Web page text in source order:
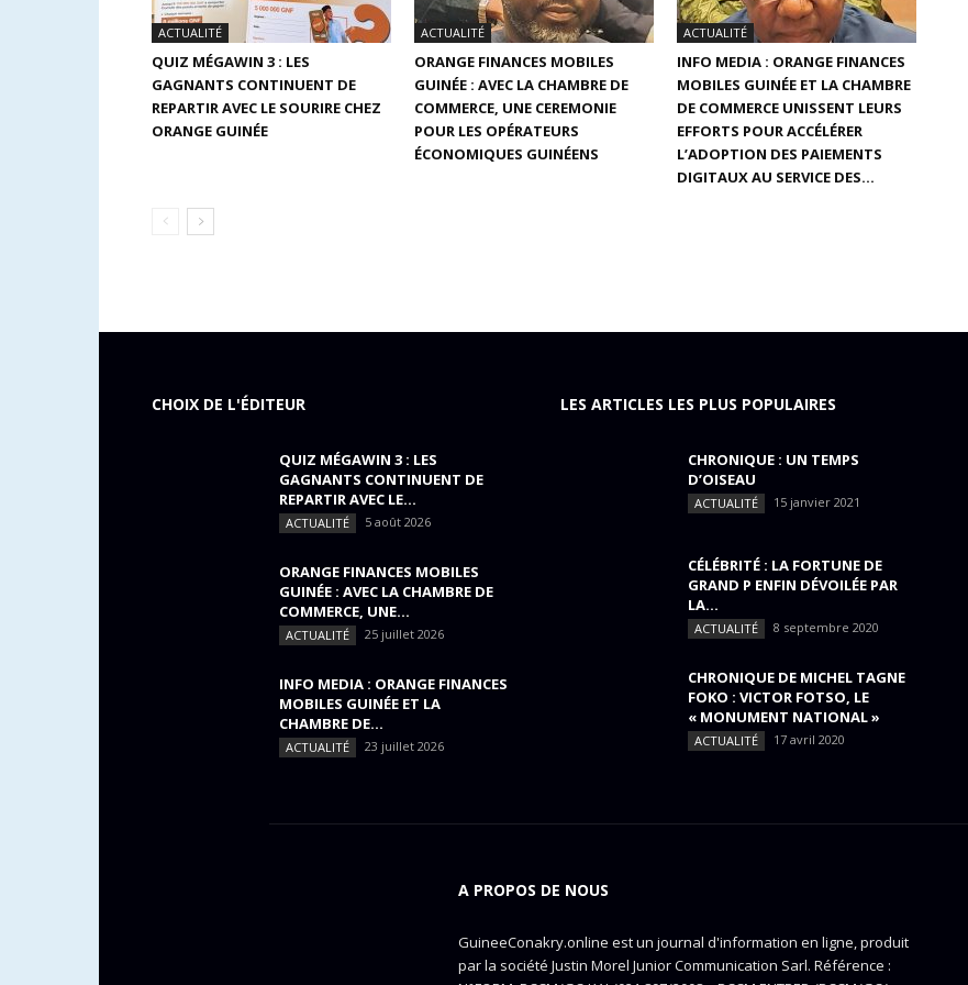
ACTUALITÉ
QUIZ MÉGAWIN 3 : LES
GAGNANTS CONTINUENT DE
REPARTIR AVEC LE SOURIRE CHEZ
ORANGE GUINÉE
ACTUALITÉ
ORANGE FINANCES MOBILES
GUINÉE : AVEC LA CHAMBRE DE
COMMERCE, UNE CEREMONIE
POUR LES OPÉRATEURS
ÉCONOMIQUES GUINÉENS
ACTUALITÉ
INFO MEDIA : ORANGE FINANCES
MOBILES GUINÉE ET LA CHAMBRE
DE COMMERCE UNISSENT LEURS
EFFORTS POUR ACCÉLÉRER
L’ADOPTION DES PAIEMENTS
DIGITAUX AU SERVICE DES...
CHOIX DE L'ÉDITEUR
QUIZ MÉGAWIN 3 : LES
GAGNANTS CONTINUENT DE
REPARTIR AVEC LE...
ACTUALITÉ 5 août 2026
ORANGE FINANCES MOBILES
GUINÉE : AVEC LA CHAMBRE DE
COMMERCE, UNE...
ACTUALITÉ 25 juillet 2026
INFO MEDIA : ORANGE FINANCES
MOBILES GUINÉE ET LA
CHAMBRE DE...
ACTUALITÉ 23 juillet 2026
LES ARTICLES LES PLUS POPULAIRES
CHRONIQUE : UN TEMPS
D’OISEAU
ACTUALITÉ 15 janvier 2021
CÉLÉBRITÉ : LA FORTUNE DE
GRAND P ENFIN DÉVOILÉE PAR
LA...
ACTUALITÉ 8 septembre 2020
CHRONIQUE DE MICHEL TAGNE
FOKO : VICTOR FOTSO, LE
« MONUMENT NATIONAL »
ACTUALITÉ 17 avril 2020
A PROPOS DE NOUS
GuineeConakry.online est un journal d'information en ligne, produit
par la société Justin Morel Junior Communication Sarl. Référence :